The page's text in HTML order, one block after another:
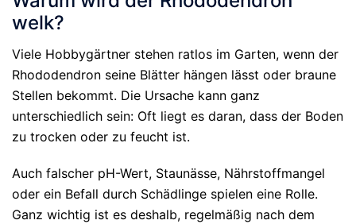
welk?
Viele Hobbygärtner stehen ratlos im Garten, wenn der
Rhododendron seine Blätter hängen lässt oder braune
Stellen bekommt. Die Ursache kann ganz
unterschiedlich sein: Oft liegt es daran, dass der Boden
zu trocken oder zu feucht ist.
Auch falscher pH-Wert, Staunässe, Nährstoffmangel
oder ein Befall durch Schädlinge spielen eine Rolle.
Ganz wichtig ist es deshalb, regelmäßig nach dem